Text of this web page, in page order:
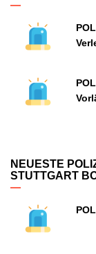
NEUESTE
STUTTGART